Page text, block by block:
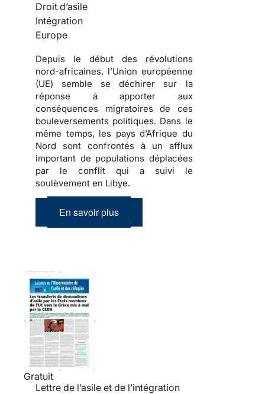
Droit d’asile
Intégration
Europe
Depuis le début des révolutions
nord-africaines, l’Union européenne
(UE) semble se déchirer sur la
réponse à apporter aux
conséquences migratoires de ces
bouleversements politiques. Dans le
même temps, les pays d’Afrique du
Nord sont confrontés à un afflux
important de populations déplacées
par le conflit qui a suivi le
soulèvement en Libye.
En savoir plus
Gratuit
Lettre de l’asile et de l’intégration